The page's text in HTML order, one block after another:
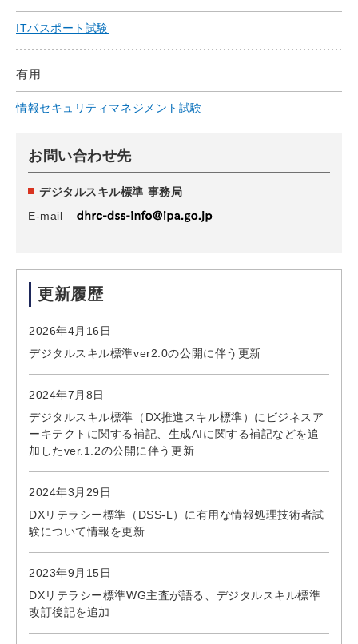
ITパスポート試験
有用
情報セキュリティマネジメント試験
お問い合わせ先
デジタルスキル標準 事務局
E-mail
更新履歴
2026年4月16日
デジタルスキル標準ver2.0の公開に伴う更新
2024年7月8日
デジタルスキル標準（DX推進スキル標準）にビジネスア
ーキテクトに関する補記、生成AIに関する補記などを追
加したver.1.2の公開に伴う更新
2024年3月29日
DXリテラシー標準（DSS-L）に有用な情報処理技術者試
験について情報を更新
2023年9月15日
DXリテラシー標準WG主査が語る、デジタルスキル標準
改訂後記を追加